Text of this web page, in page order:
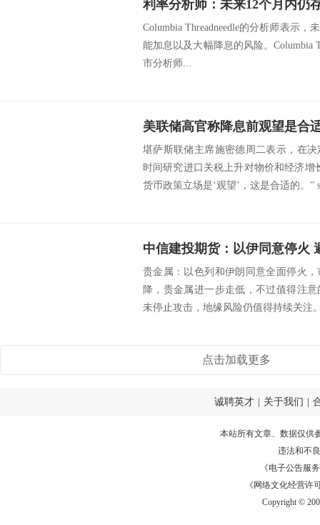
利率分析师：未来12个月内仍
Columbia Threadneedle的分析师表示，
能加息以及大幅降息的风险。Columbia
市分析师...
美联储高官称降息前观望是合
堪萨斯联储主席施密德周二表示，在
时间研究进口关税上升对物价和经济增
货币政策立场是‘观望’，这是合适的。”
中信建投期货：以伊同意停火
贵金属：以色列和伊朗同意全面停火
降，贵金属进一步走低，不过值得注
未停止攻击，地缘风险仍值得持续关注
点击加载更多
诚聘英才 关于我们
本站所有文章、数据仅供
违法和不
《电子公告服务
《网络文化经营许
Copyright ©